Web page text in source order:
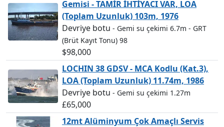
Gemisi - TAMİR İHTİYACI VAR, LOA
(Toplam Uzunluk) 103m, 1976
Devriye botu - Gemi su çekimi 6.7m - GRT
(Brüt Kayıt Tonu) 98
$98,000
LOCHIN 38 GDSV - MCA Kodlu (Kat.3),
LOA (Toplam Uzunluk) 11.74m, 1986
Devriye botu - Gemi su çekimi 1.27m
£65,000
12mt Alüminyum Çok Amaçlı Servis